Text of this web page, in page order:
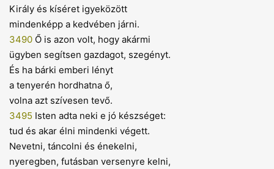
Király és kíséret igyeközött
mindenképp a kedvében járni.
3490 Ő is azon volt, hogy akármi
ügyben segítsen gazdagot, szegényt.
És ha bárki emberi lényt
a tenyerén hordhatna ő,
volna azt szívesen tevő.
3495 Isten adta neki e jó készséget:
tud és akar élni mindenki végett.
Nevetni, táncolni és énekelni,
nyeregben, futásban versenyre kelni,